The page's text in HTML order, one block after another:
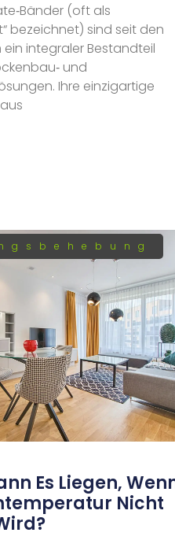
(oft als
bezeichnet) sind seit den
ein integraler Bestandteil
und
Ihre einzigartige
Es Liegen,
Nicht